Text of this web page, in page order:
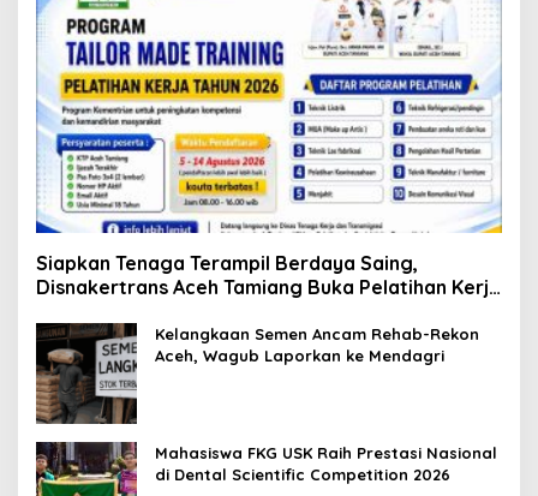
Siapkan Tenaga Terampil Berdaya Saing,
Disnakertrans Aceh Tamiang Buka Pelatihan Kerja
Kelangkaan Semen Ancam Rehab-Rekon
Aceh, Wagub Laporkan ke Mendagri
Mahasiswa FKG USK Raih Prestasi Nasional
di Dental Scientific Competition 2026